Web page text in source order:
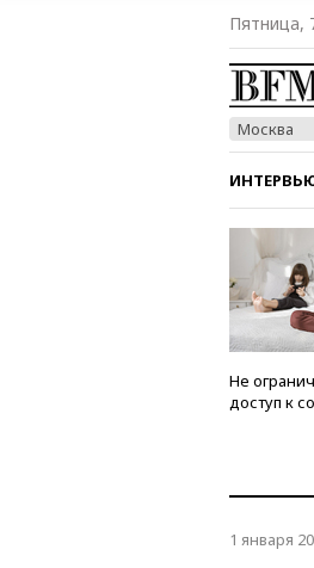
Пятница,
Москва
СТИЛЬ
Не
доступ к
1 января